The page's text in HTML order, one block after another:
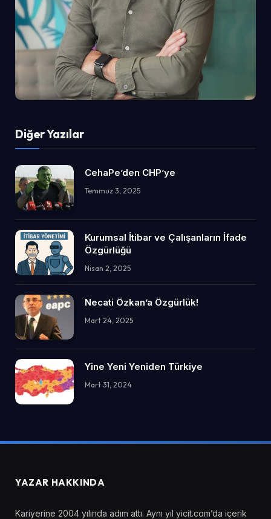
Diğer Yazılar
CehaPe’den CHP’ye
Temmuz 3, 2025
Kurumsal İtibar ve Çalışanların İfade
Özgürlüğü
Nisan 2, 2025
Necati Özkan’a Özgürlük!
Mart 24, 2025
Yine Yeni Yeniden Türkiye
Mart 31, 2024
YAZAR HAKKINDA
Kariyerine 2004 yılında adım attı. Aynı yıl yicit.com’da içerik